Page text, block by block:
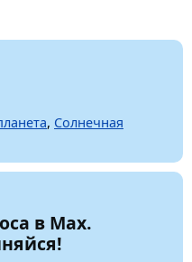
, Солнечная
в Max.